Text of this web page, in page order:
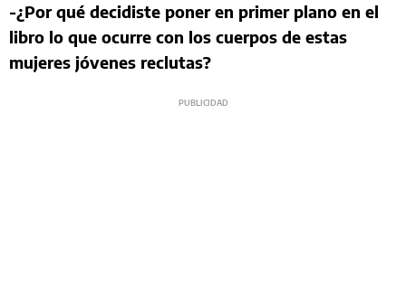
-¿Por qué decidiste poner en primer plano en el
libro lo que ocurre con los cuerpos de estas
mujeres jóvenes reclutas?